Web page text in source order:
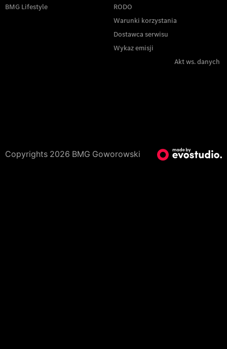
BMG Lifestyle
RODO
Warunki korzystania
Dostawca serwisu
Wykaz emisji
Akt ws. danych
Copyrights 2026 BMG Goworowski